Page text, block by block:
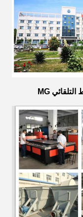
عملية تصنيع آلة مصنع تصنيع لاصق البلاط التلقائي MG